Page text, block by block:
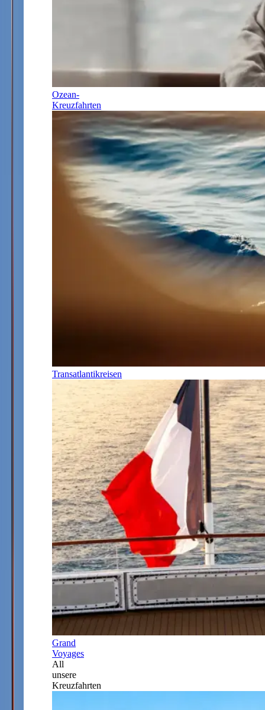
Ozean-
Kreuzfahrten
Transatlantikreisen
Grand
Voyages
All
unsere
Kreuzfahrten